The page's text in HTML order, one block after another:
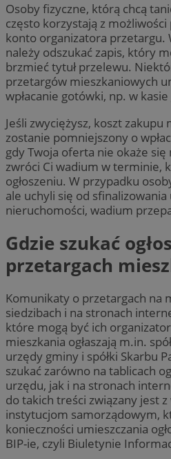
Osoby fizyczne, którą chcą
często korzystają z
konto organizatora przetargu.
należy odszukać zapis, który
brzmieć tytuł przelewu.
przetargów mieszkaniowych
wpłacanie gotówki, np. w
Jeśli zwyciężysz, koszt
zostanie pomniejszony o
gdy Twoja oferta nie okaże
zwróci Ci wadium w terminie,
ogłoszeniu. W przypadku
ale uchyli się od
nieruchomości, wadium
Gdzie szukać
przetargach
Komunikaty o przetargach na
siedzibach i na stronach
które mogą być ich
mieszkania ogłaszają m.in.
urzędy gminy i spółki Skarbu
szukać zarówno na tablicach
urzędu, jak i na stronach
do takich treści związany jest
instytucjom samorządowym,
konieczności umieszczania
BIP-ie, czyli Biuletynie